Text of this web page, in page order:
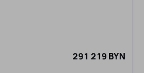
291 219 BYN